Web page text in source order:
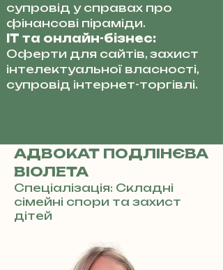
супровід у справах про
фінансові піраміди.
IT та онлайн-бізнес:
Оферти для сайтів, захист
інтелектуальної власності,
супровід інтернет-торгівлі.
АДВОКАТ ПОДЛІНЄВА
ВІОЛЕТА
Спеціалізація: Складні
сімейні спори та захист
дітей